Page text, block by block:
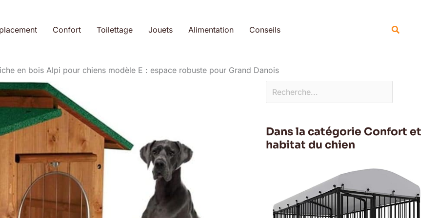
Confort Toilettage Jouets Alimentation Conseils
en bois Alpi pour chiens modèle E : espace robuste pour Grand Danois
Dans la catégorie Confort et
habitat du chien